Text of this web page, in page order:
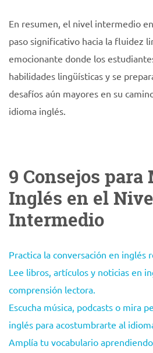
En resumen, el nivel intermedio
paso significativo hacia la fluidez
emocionante donde los
habilidades lingüísticas y se
desafíos aún mayores en su
idioma inglés.
9 Consejos
Inglés en el
Intermedio
Practica la conversación en inglés
Lee libros, artículos y noticias en
comprensión lectora.
Escucha música, podcasts o mira
inglés para acostumbrarte al
Amplía tu vocabulario